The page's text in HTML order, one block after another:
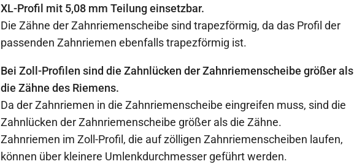
XL-Profil mit 5,08 mm Teilung einsetzbar.
Die Zähne der Zahnriemenscheibe sind trapezförmig, da das Profil der
passenden Zahnriemen ebenfalls trapezförmig ist.
Bei Zoll-Profilen sind die Zahnlücken der Zahnriemenscheibe größer als
die Zähne des Riemens.
Da der Zahnriemen in die Zahnriemenscheibe eingreifen muss, sind die
Zahnlücken der Zahnriemenscheibe größer als die Zähne.
Zahnriemen im Zoll-Profil, die auf zölligen Zahnriemenscheiben laufen,
können über kleinere Umlenkdurchmesser geführt werden.